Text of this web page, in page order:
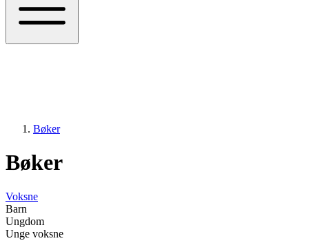
Bøker
Bøker
Voksne
Barn
Ungdom
Unge voksne